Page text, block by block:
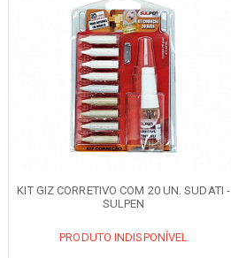
KIT GIZ CORRETIVO COM 20 UN. SUDATI -
SULPEN
PRODUTO INDISPONÍVEL
Características
PRODUTO INDISPONÍVEL
AVISE-ME QUANDO DISPONÍVEL